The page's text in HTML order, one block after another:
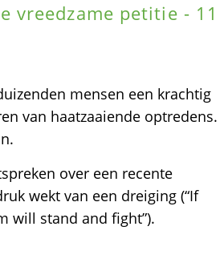
vreedzame petitie - 11
mensen een krachtig
van haatzaaiende optredens.
over een recente
wekt van een dreiging (“If
will stand and fight”).